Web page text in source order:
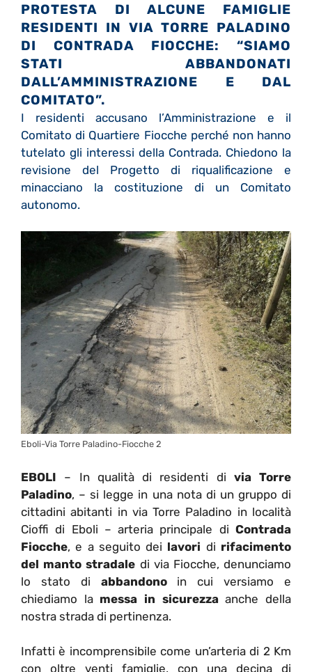
PROTESTA DI ALCUNE FAMIGLIE
RESIDENTI IN VIA TORRE PALADINO
DI CONTRADA FIOCCHE: “SIAMO
STATI ABBANDONATI
DALL’AMMINISTRAZIONE E DAL
COMITATO”.
I residenti accusano l’Amministrazione e il
Comitato di Quartiere Fiocche perché non hanno
tutelato gli interessi della Contrada. Chiedono la
revisione del Progetto di riqualificazione e
minacciano la costituzione di un Comitato
autonomo.
Eboli-Via Torre Paladino-Fiocche 2
EBOLI – In qualità di residenti di via Torre
Paladino, – si legge in una nota di un gruppo di
cittadini abitanti in via Torre Paladino in località
Cioffi di Eboli – arteria principale di Contrada
Fiocche, e a seguito dei lavori di rifacimento
del manto stradale di via Fiocche, denunciamo
lo stato di abbandonoin cui versiamo e
chiediamo la messa in sicurezzaanche della
nostra strada di pertinenza.
Infatti è incomprensibile come un’arteria di 2 Km
con oltre venti famiglie, con una decina di